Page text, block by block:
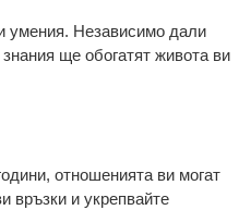
умения. Независимо дали
ще обогатят живота ви
отношенията ви могат
връзки и укрепвайте